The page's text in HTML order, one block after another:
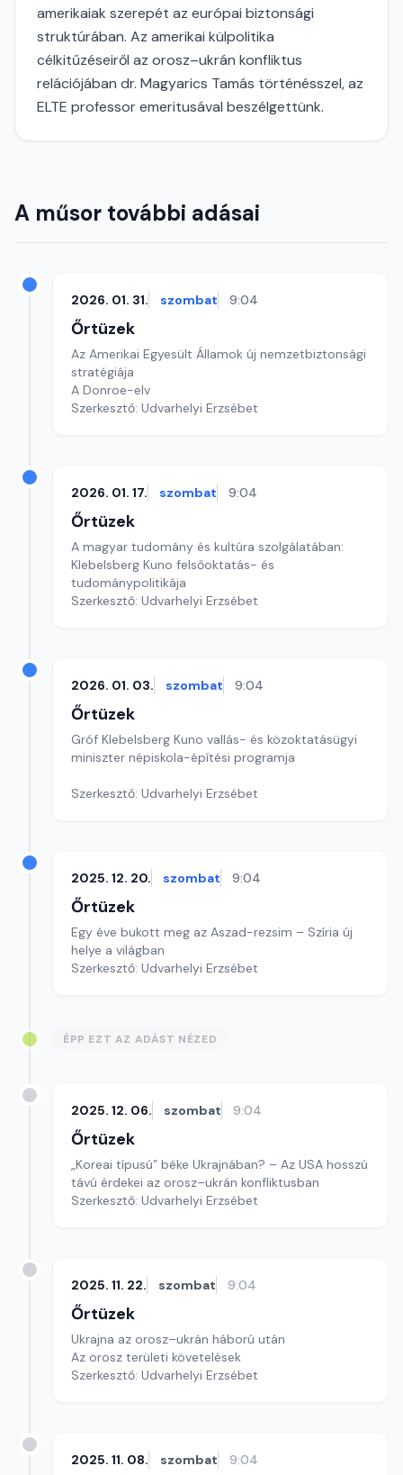
amerikaiak szerepét az európai biztonsági
struktúrában. Az amerikai külpolitika
célkitűzéseiről az orosz–ukrán konfliktus
relációjában dr. Magyarics Tamás történésszel, az
ELTE professor emeritusával beszélgettünk.
A műsor további adásai
2026. 01. 31. szombat 9:04
Őrtüzek
Az Amerikai Egyesült Államok új nemzetbiztonsági
stratégiája
A Donroe-elv
Szerkesztő: Udvarhelyi Erzsébet
2026. 01. 17. szombat 9:04
Őrtüzek
A magyar tudomány és kultúra szolgálatában:
Klebelsberg Kuno felsőoktatás- és
tudománypolitikája
Szerkesztő: Udvarhelyi Erzsébet
2026. 01. 03. szombat 9:04
Őrtüzek
Gróf Klebelsberg Kuno vallás- és közoktatásügyi
miniszter népiskola-építési programja
Szerkesztő: Udvarhelyi Erzsébet
2025. 12. 20. szombat 9:04
Őrtüzek
Egy éve bukott meg az Aszad-rezsim – Szíria új
helye a világban
Szerkesztő: Udvarhelyi Erzsébet
ÉPP EZT AZ ADÁST NÉZED
2025. 12. 06. szombat 9:04
Őrtüzek
„Koreai típusú” béke Ukrajnában? – Az USA hosszú
távú érdekei az orosz–ukrán konfliktusban
Szerkesztő: Udvarhelyi Erzsébet
2025. 11. 22. szombat 9:04
Őrtüzek
Ukrajna az orosz–ukrán háború után
Az orosz területi követelések
Szerkesztő: Udvarhelyi Erzsébet
2025. 11. 08. szombat 9:04